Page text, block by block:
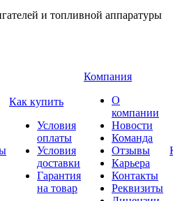
и топливной аппаратуры
Как купить
Условия
оплаты
Условия
доставки
Гарантия
на товар
Компания
О
компании
Новости
Команда
Отзывы
Карьера
Контакты
Реквизиты